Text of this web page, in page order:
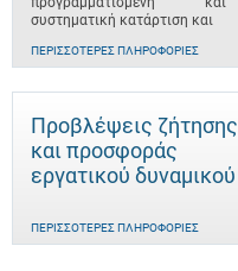
συστηματική κατάρτιση και
ΠΕΡΙΣΣΌΤΕΡΕΣ ΠΛΗΡΟΦΟΡΊΕΣ
Προβλέψεις ζήτησης
και προσφοράς
εργατικού δυναμικού
ΠΕΡΙΣΣΌΤΕΡΕΣ ΠΛΗΡΟΦΟΡΊΕΣ